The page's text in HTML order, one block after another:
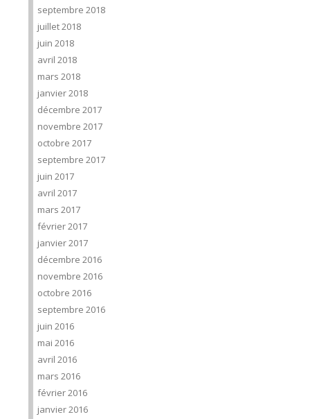
septembre 2018
juillet 2018
juin 2018
avril 2018
mars 2018
janvier 2018
décembre 2017
novembre 2017
octobre 2017
septembre 2017
juin 2017
avril 2017
mars 2017
février 2017
janvier 2017
décembre 2016
novembre 2016
octobre 2016
septembre 2016
juin 2016
mai 2016
avril 2016
mars 2016
février 2016
janvier 2016